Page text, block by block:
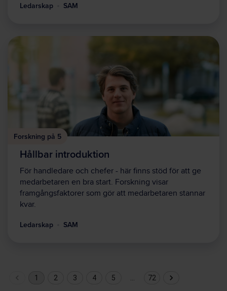
Ledarskap SAM
Forskning på 5
Hållbar introduktion
För handledare och chefer - här finns stöd för att ge
medarbetaren en bra start. Forskning visar
framgångsfaktorer som gör att medarbetaren stannar
kvar.
Ledarskap SAM
1 2 3 4 5 72